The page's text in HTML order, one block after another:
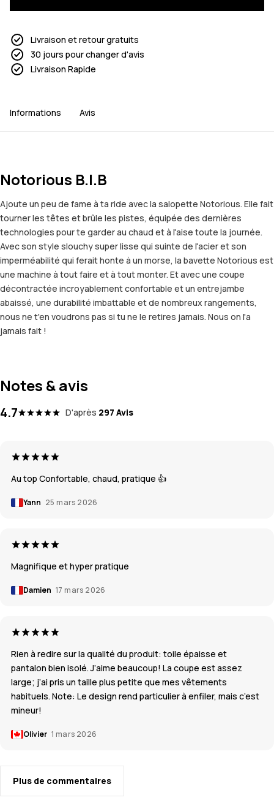
Livraison et retour gratuits
30 jours pour changer d'avis
Livraison Rapide
Informations Avis
Notorious B.I.B
Ajoute un peu de fame à ta ride avec la salopette Notorious. Elle fait
tourner les têtes et brûle les pistes, équipée des dernières
technologies pour te garder au chaud et à l'aise toute la journée.
Avec son style slouchy super lisse qui suinte de l'acier et son
imperméabilité qui ferait honte à un morse, la bavette Notorious est
une machine à tout faire et à tout monter. Et avec une coupe
décontractée incroyablement confortable et un entrejambe
abaissé, une durabilité imbattable et de nombreux rangements,
nous ne t'en voudrons pas si tu ne le retires jamais. Nous on l'a
jamais fait !
Notes & avis
4.7 D'après 297 Avis
Au top Confortable, chaud, pratique 👍
Yann 25 mars 2026
Magnifique et hyper pratique
Damien 17 mars 2026
Rien à redire sur la qualité du produit: toile épaisse et
pantalon bien isolé. J’aime beaucoup! La coupe est assez
large; j’ai pris un taille plus petite que mes vêtements
habituels. Note: Le design rend particulier à enfiler, mais c’est
mineur!
Olivier 1 mars 2026
Plus de commentaires